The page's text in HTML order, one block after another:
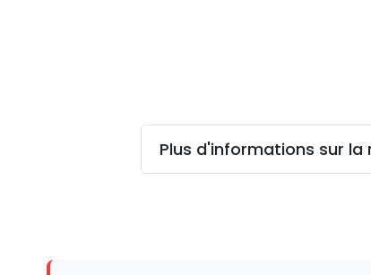
Plus d'informations sur